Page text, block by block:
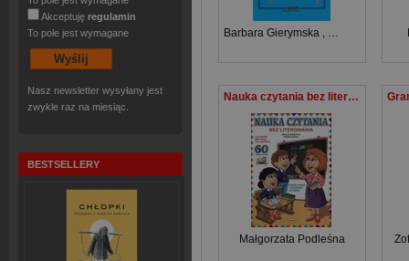
Akceptuję regulamin
To pole jest wymagane
Nasz newsletter wysyłany jest
zwykle raz na miesiąc.
BESTSELLERY
Barbara Gierymska Krzysztof
Nauka czytania bez literowania
Małgorzata Podleśna